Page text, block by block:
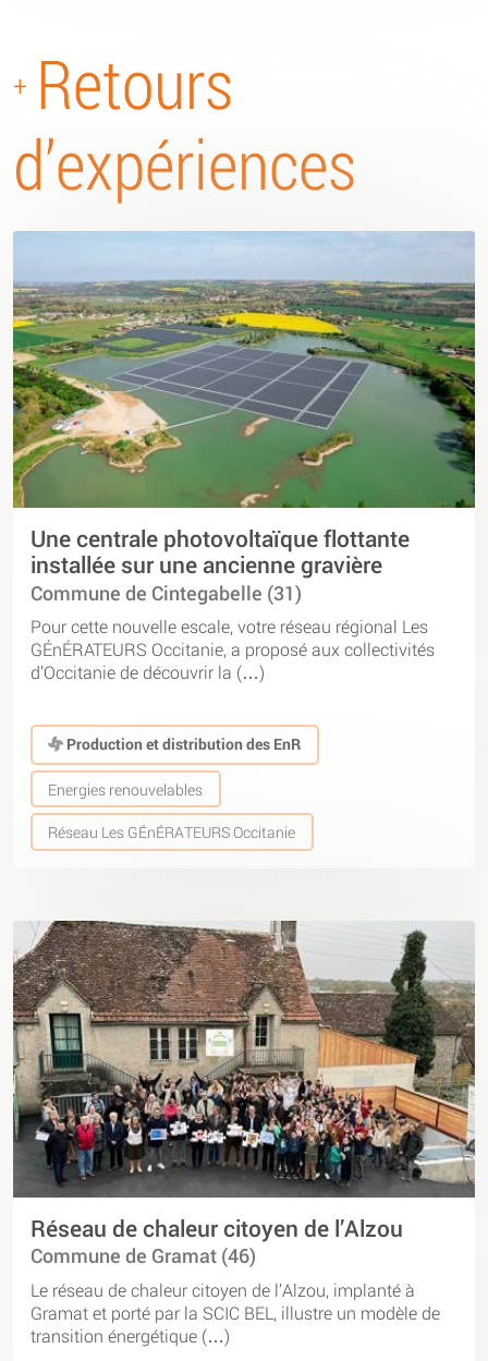
+ Retours
d’expériences
Une centrale photovoltaïque flottante
installée sur une ancienne gravière
Commune de Cintegabelle (31)
Pour cette nouvelle escale, votre réseau régional Les
GÉnÉRATEURS Occitanie, a proposé aux collectivités
d’Occitanie de découvrir la (…)
Production et distribution des EnR
Energies renouvelables
Réseau Les GÉnÉRATEURS Occitanie
Réseau de chaleur citoyen de l’Alzou
Commune de Gramat (46)
Le réseau de chaleur citoyen de l’Alzou, implanté à
Gramat et porté par la SCIC BEL, illustre un modèle de
transition énergétique (…)